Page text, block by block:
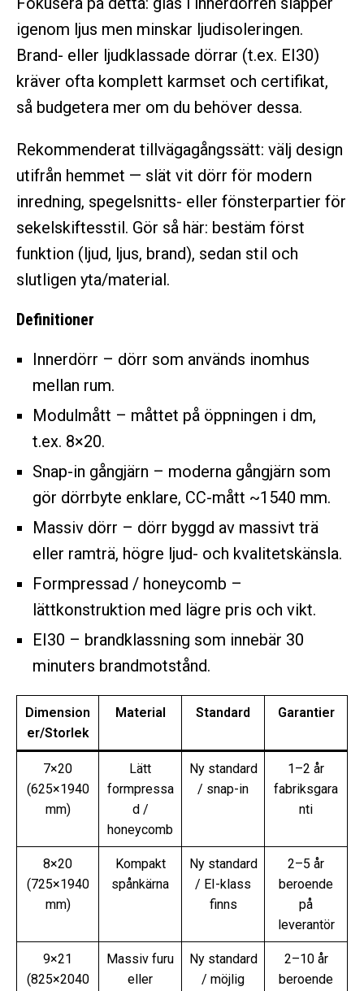
igenom ljus men minskar ljudisoleringen.
Brand- eller ljudklassade dörrar (t.ex. EI30)
kräver ofta komplett karmset och certifikat,
så budgetera mer om du behöver dessa.
Rekommenderat tillvägagångssätt: välj design
utifrån hemmet — slät vit dörr för modern
inredning, spegelsnitts- eller fönsterpartier för
sekelskiftesstil. Gör så här: bestäm först
funktion (ljud, ljus, brand), sedan stil och
slutligen yta/material.
Definitioner
Innerdörr – dörr som används inomhus
mellan rum.
Modulmått – måttet på öppningen i dm,
t.ex. 8×20.
Snap-in gångjärn – moderna gångjärn som
gör dörrbyte enklare, CC-mått ~1540 mm.
Massiv dörr – dörr byggd av massivt trä
eller ramträ, högre ljud- och kvalitetskänsla.
Formpressad / honeycomb –
lättkonstruktion med lägre pris och vikt.
EI30 – brandklassning som innebär 30
minuters brandmotstånd.
Dimension
er/Storlek
Material Standard Garantier
7×20
(625×1940
mm)
Lätt
formpressa
d /
honeycomb
Ny standard
/ snap-in
1–2 år
fabriksgara
nti
8×20
(725×1940
mm)
Kompakt
spånkärna
Ny standard
/ EI-klass
finns
2–5 år
beroende
på
leverantör
9×21
(825×2040
Massiv furu
eller
Ny standard
/ möjlig
2–10 år
beroende